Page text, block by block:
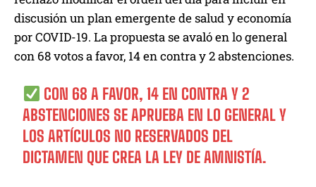
discusión un plan emergente de salud y economía
por COVID-19. La propuesta se avaló en lo general
con 68 votos a favor, 14 en contra y 2 abstenciones.
CON 68 A FAVOR, 14 EN CONTRA Y 2
ABSTENCIONES SE APRUEBA EN LO GENERAL Y
LOS ARTÍCULOS NO RESERVADOS DEL
DICTAMEN QUE CREA LA LEY DE AMNISTÍA.